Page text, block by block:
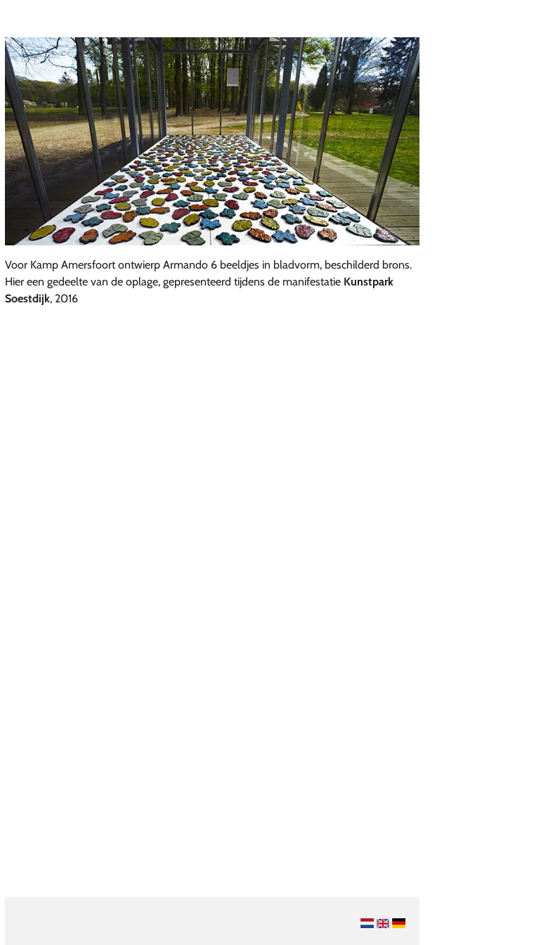
Voor Kamp Amersfoort ontwierp Armando 6 beeldjes in bladvorm, beschilderd brons.
Hier een gedeelte van de oplage, gepresenteerd tijdens de manifestatie Kunstpark
Soestdijk, 2016